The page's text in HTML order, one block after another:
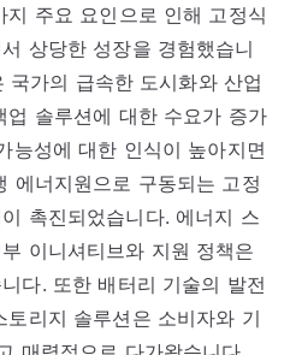
주요 요인으로 인해 고정식
상당한 성장을 경험했습니
국가의 급속한 도시화와 산업
솔루션에 대한 수요가 증가
능성에 대한 인식이 높아지면
에너지원으로 구동되는 고정
촉진되었습니다. 에너지 스
이니셔티브와 지원 정책은
다. 또한 배터리 기술의 발전
리지 솔루션은 소비자와 기